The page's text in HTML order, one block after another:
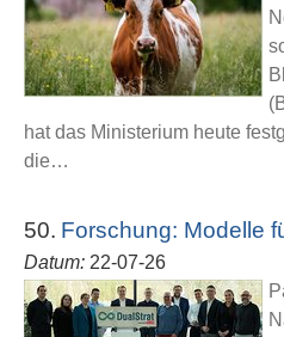
hat das Ministerium heute
die…
50. Forschung: Modelle
Datum: 22-07-26